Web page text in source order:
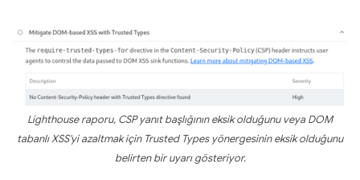
Lighthouse raporu, CSP yanıt başlığının eksik olduğunu veya DOM
tabanlı XSS'yi azaltmak için Trusted Types yönergesinin eksik olduğunu
belirten bir uyarı gösteriyor.